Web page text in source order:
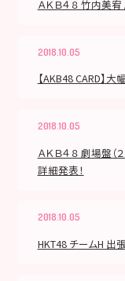
ＡＫＢ４８ 竹内美
2018.10.05
【AKB48 CARD】大
2018.10.05
ＡＫＢ４８ 劇場盤
詳細発表！
2018.10.05
HKT48 チームH 出